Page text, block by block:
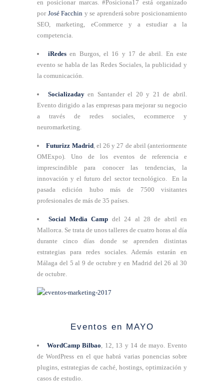
en posicionar marcas. #Posiciona17 está organizado
por José Facchin y se aprenderá sobre posicionamiento
SEO, marketing, eCommerce y a estudiar a la
competencia.
iRedes en Burgos, el 16 y 17 de abril. En este
evento se habla de las Redes Sociales, la publicidad y
la comunicación.
Socializadayen Santander el 20 y 21 de abril.
Evento dirigido a las empresas para mejorar su negocio
a través de redes sociales, ecommerce y
neuromarketing.
Futurizz Madrid, el 26 y 27 de abril (anteriormente
OMExpo). Uno de los eventos de referencia e
imprescindible para conocer las tendencias, la
innovación y el futuro del sector tecnológico. En la
pasada edición hubo más de 7500 visitantes
profesionales de más de 35 países.
Social Media Camp del 24 al 28 de abril en
Mallorca. Se trata de unos talleres de cuatro horas al día
durante cinco días donde se aprenden distintas
estrategias para redes sociales. Además estarán en
Málaga del 5 al 9 de octubre y en Madrid del 26 al 30
de octubre.
Eventos en MAYO
WordCamp Bilbao, 12, 13 y 14 de mayo. Evento
de WordPress en el que habrá varias ponencias sobre
plugins, estrategias de caché, hostings, optimización y
casos de estudio.